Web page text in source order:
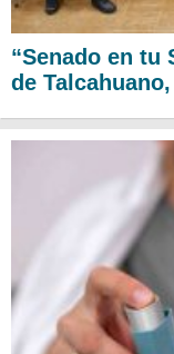
“Senado en tu
de